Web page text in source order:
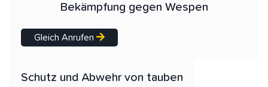
Bekämpfung gegen Wespen
Gleich Anrufen
Schutz und Abwehr von tauben